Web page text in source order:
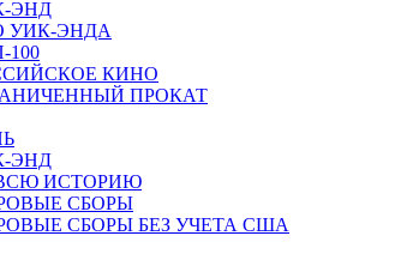
ЭНД
УИК-ЭНДА
100
КИНО
ПРОКАТ
ЭНД
ИСТОРИЮ
СБОРЫ
СБОРЫ БЕЗ УЧЕТА США